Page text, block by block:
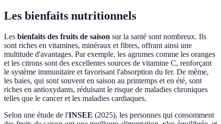
Les bienfaits nutritionnels
Les bienfaits des fruits de saison sur la santé sont nombreux. Ils
sont riches en vitamines, minéraux et fibres, offrant ainsi une
multitude d'avantages. Par exemple, les agrumes comme les oranges
et les citrons sont des excellentes sources de vitamine C, renforçant
le système immunitaire et favorisant l'absorption du fer. De même,
les baies, qui sont souvent en saison au printemps et en été, sont
riches en antioxydants, réduisant le risque de maladies chroniques
telles que le cancer et les maladies cardiaques.
Selon une étude de l'INSEE (2025), les personnes qui consomment